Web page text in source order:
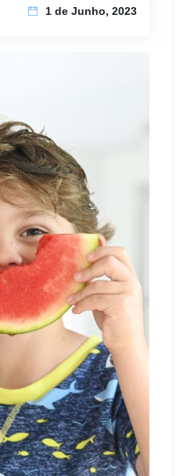
1 de Junho, 2023